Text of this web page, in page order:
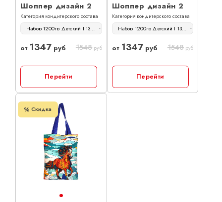
Шоппер дизайн 2
Категория кондитерского состава
Набор 1200гр Детский | 1347 руб
от 1347 руб 1548 руб
Перейти
Шоппер дизайн 2
Категория кондитерского состава
Набор 1200гр Детский | 1347 руб
от 1347 руб 1548 руб
Перейти
Скидка